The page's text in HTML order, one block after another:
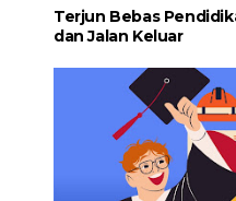
Terjun Bebas
dan Jalan Keluar